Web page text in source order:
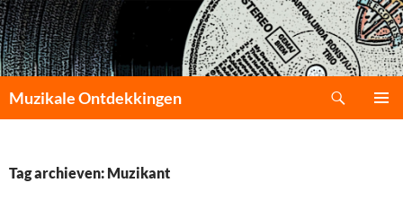
Muzikale Ontdekkingen
INHOUD
Tag archieven: Muzikant